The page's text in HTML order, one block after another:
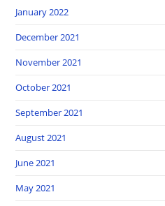
January 2022
December 2021
November 2021
October 2021
September 2021
August 2021
June 2021
May 2021